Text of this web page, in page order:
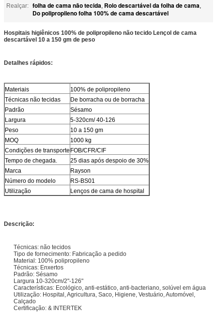
Realçar: folha de cama não tecida, Rolo descartável da folha de cama,
Do polipropileno folha 100% de cama descartável
Hospitais higiênicos 100% de polipropileno não tecido Lençol de cama
descartável 10 a 150 gm de peso
Detalhes rápidos:
Materiais
100% de polipropileno
Técnicas não tecidas
De borracha ou de borracha
Padrão
Sésamo
Largura
5-320cm/ 40-126
Peso
10 a 150 gm
MOQ
1000 kg
Condições de transporte FOB/CFR/CIF
Tempo de chegada.
25 dias após despoio de 30%
Marca
Rayson
Número do modelo
RS-BS01
Utilização
Lenços de cama de hospital
Descrição:
Técnicas: não tecidos
Tipo de fornecimento: Fabricação a pedido
Material: 100% polipropileno
Técnicas: Enxertos
Padrão: Sésamo
Largura 10-320cm/2"-126"
Características: Ecológico, anti-estático, anti-bacteriano, solúvel em água
Utilização: Hospital, Agricultura, Saco, Higiene, Vestuário, Automóvel,
Calçado
Certificação: & INTERTEK